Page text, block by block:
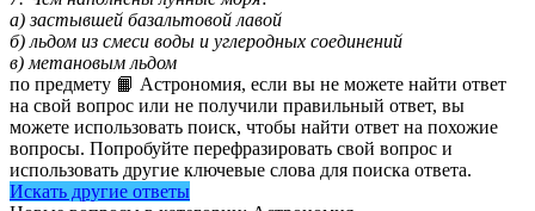
а) застывшей базальтовой лавой
б) льдом из смеси воды и углеродных соединений
в) метановым льдом
по предмету 📙 Астрономия, если вы не можете найти ответ
на свой вопрос или не получили правильный ответ, вы
можете использовать поиск, чтобы найти ответ на похожие
вопросы. Попробуйте перефразировать свой вопрос и
использовать другие ключевые слова для поиска ответа.
Искать другие ответы